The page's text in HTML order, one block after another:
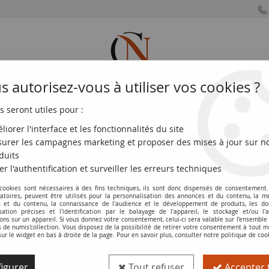
FRANÇAISES DU MONDE EUROS
5 Francs - 1945 - série C.321
Billet Guadeloupe 5 Francs - 1945 - série
Réf. :NCB13749
autorisez-vous à utiliser vos cookies ?
seront utiles pour :
l'interface et les fonctionnalités du site
les campagnes marketing et proposer des mises à jour sur
l'authentification et surveiller les erreurs techniques
sont nécessaires à des fins techniques, ils sont donc dispensés de
peuvent être utilisés pour la personnalisation des annonces et du contenu, la
et du contenu, la connaissance de l'audience et le développement de produits, les
précises et l'identification par le balayage de l'appareil, le stockage et/ou
sur un appareil. Si vous donnez votre consentement, celui-ci sera valable sur l’ensemble
de numis'collection. Vous disposez de la possibilité de retirer votre consentement à tout
le widget en bas à droite de la page. Pour en savoir plus, consulter notre politique de